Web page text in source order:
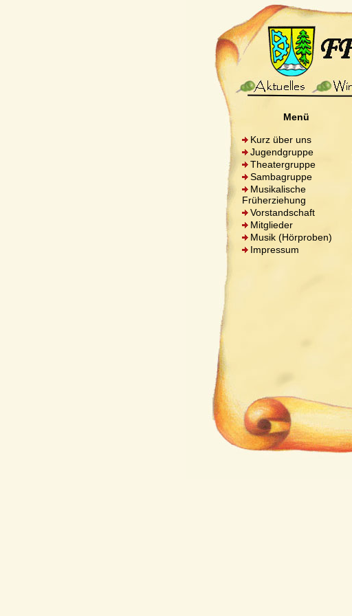
Menü
Kurz über uns
Jugendgruppe
Theatergruppe
Sambagruppe
Musikalische
Früherziehung
Vorstandschaft
Mitglieder
Musik (Hörproben)
Impressum